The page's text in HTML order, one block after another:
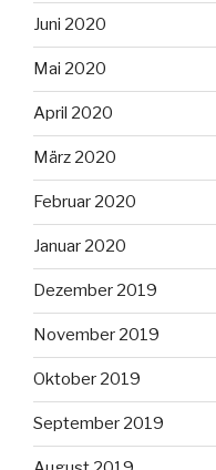
Juni 2020
Mai 2020
April 2020
März 2020
Februar 2020
Januar 2020
Dezember 2019
November 2019
Oktober 2019
September 2019